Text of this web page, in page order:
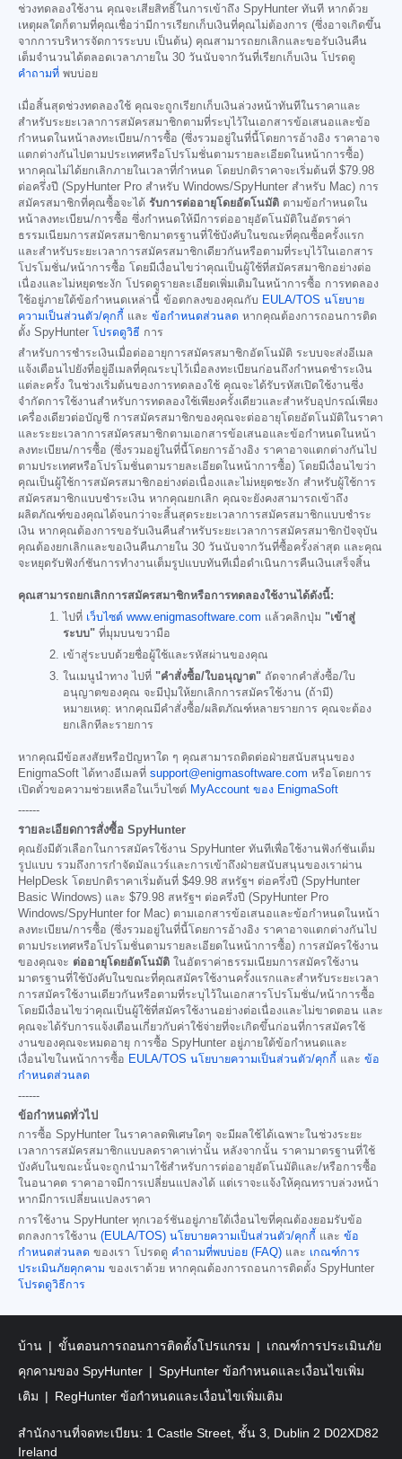
ช่วงทดลองใช้งาน คุณจะเสียสิทธิ์ในการเข้าถึง SpyHunter ทันที หากด้วย
เหตุผลใดก็ตามที่คุณเชื่อว่ามีการเรียกเก็บเงินที่คุณไม่ต้องการ (ซึ่งอาจเกิดขึ้น
จากการบริหารจัดการระบบ เป็นต้น) คุณสามารถยกเลิกและขอรับเงินคืน
เต็มจำนวนได้ตลอดเวลาภายใน 30 วันนับจากวันที่เรียกเก็บเงิน โปรดดู
คำถามที่ พบบ่อย
เมื่อสิ้นสุดช่วงทดลองใช้ คุณจะถูกเรียกเก็บเงินล่วงหน้าทันทีในราคาและ
สำหรับระยะเวลาการสมัครสมาชิกตามที่ระบุไว้ในเอกสารข้อเสนอและข้อ
กำหนดในหน้าลงทะเบียน/การซื้อ (ซึ่งรวมอยู่ในที่นี้โดยการอ้างอิง ราคาอาจ
แตกต่างกันไปตามประเทศหรือโปรโมชั่นตามรายละเอียดในหน้าการซื้อ)
หากคุณไม่ได้ยกเลิกภายในเวลาที่กำหนด โดยปกติราคาจะเริ่มต้นที่ $79.98
ต่อครึ่งปี (SpyHunter Pro สำหรับ Windows/SpyHunter สำหรับ Mac) การ
สมัครสมาชิกที่คุณซื้อจะได้ รับการต่ออายุโดยอัตโนมัติ ตามข้อกำหนดใน
หน้าลงทะเบียน/การซื้อ ซึ่งกำหนดให้มีการต่ออายุอัตโนมัติในอัตราค่า
ธรรมเนียมการสมัครสมาชิกมาตรฐานที่ใช้บังคับในขณะที่คุณซื้อครั้งแรก
และสำหรับระยะเวลาการสมัครสมาชิกเดียวกันหรือตามที่ระบุไว้ในเอกสาร
โปรโมชั่น/หน้าการซื้อ โดยมีเงื่อนไขว่าคุณเป็นผู้ใช้ที่สมัครสมาชิกอย่างต่อ
เนื่องและไม่หยุดชะงัก โปรดดูรายละเอียดเพิ่มเติมในหน้าการซื้อ การทดลอง
ใช้อยู่ภายใต้ข้อกำหนดเหล่านี้ ข้อตกลงของคุณกับ EULA/TOS นโยบาย
ความเป็นส่วนตัว/คุกกี้ และ ข้อกำหนดส่วนลด หากคุณต้องการถอนการติด
ตั้ง SpyHunter โปรดดูวิธี การ
สำหรับการชำระเงินเมื่อต่ออายุการสมัครสมาชิกอัตโนมัติ ระบบจะส่งอีเมล
แจ้งเตือนไปยังที่อยู่อีเมลที่คุณระบุไว้เมื่อลงทะเบียนก่อนถึงกำหนดชำระเงิน
แต่ละครั้ง ในช่วงเริ่มต้นของการทดลองใช้ คุณจะได้รับรหัสเปิดใช้งานซึ่ง
จำกัดการใช้งานสำหรับการทดลองใช้เพียงครั้งเดียวและสำหรับอุปกรณ์เพียง
เครื่องเดียวต่อบัญชี การสมัครสมาชิกของคุณจะต่ออายุโดยอัตโนมัติในราคา
และระยะเวลาการสมัครสมาชิกตามเอกสารข้อเสนอและข้อกำหนดในหน้า
ลงทะเบียน/การซื้อ (ซึ่งรวมอยู่ในที่นี้โดยการอ้างอิง ราคาอาจแตกต่างกันไป
ตามประเทศหรือโปรโมชั่นตามรายละเอียดในหน้าการซื้อ) โดยมีเงื่อนไขว่า
คุณเป็นผู้ใช้การสมัครสมาชิกอย่างต่อเนื่องและไม่หยุดชะงัก สำหรับผู้ใช้การ
สมัครสมาชิกแบบชำระเงิน หากคุณยกเลิก คุณจะยังคงสามารถเข้าถึง
ผลิตภัณฑ์ของคุณได้จนกว่าจะสิ้นสุดระยะเวลาการสมัครสมาชิกแบบชำระ
เงิน หากคุณต้องการขอรับเงินคืนสำหรับระยะเวลาการสมัครสมาชิกปัจจุบัน
คุณต้องยกเลิกและขอเงินคืนภายใน 30 วันนับจากวันที่ซื้อครั้งล่าสุด และคุณ
จะหยุดรับฟังก์ชันการทำงานเต็มรูปแบบทันทีเมื่อดำเนินการคืนเงินเสร็จสิ้น
คุณสามารถยกเลิกการสมัครสมาชิกหรือการทดลองใช้งานได้ดังนี้:
ไปที่ เว็บไซต์ www.enigmasoftware.com แล้วคลิกปุ่ม "เข้าสู่
ระบบ" ที่มุมบนขวามือ
เข้าสู่ระบบด้วยชื่อผู้ใช้และรหัสผ่านของคุณ
ในเมนูนำทาง ไปที่ "คำสั่งซื้อ/ใบอนุญาต" ถัดจากคำสั่งซื้อ/ใบ
อนุญาตของคุณ จะมีปุ่มให้ยกเลิกการสมัครใช้งาน (ถ้ามี)
หมายเหตุ: หากคุณมีคำสั่งซื้อ/ผลิตภัณฑ์หลายรายการ คุณจะต้อง
ยกเลิกทีละรายการ
หากคุณมีข้อสงสัยหรือปัญหาใด ๆ คุณสามารถติดต่อฝ่ายสนับสนุนของ
EnigmaSoft ได้ทางอีเมลที่ support@enigmasoftware.com หรือโดยการ
เปิดตั๋วขอความช่วยเหลือในเว็บไซต์ MyAccount ของ EnigmaSoft
------
รายละเอียดการสั่งซื้อ SpyHunter
คุณยังมีตัวเลือกในการสมัครใช้งาน SpyHunter ทันทีเพื่อใช้งานฟังก์ชันเต็ม
รูปแบบ รวมถึงการกำจัดมัลแวร์และการเข้าถึงฝ่ายสนับสนุนของเราผ่าน
HelpDesk โดยปกติราคาเริ่มต้นที่ $49.98 สหรัฐฯ ต่อครึ่งปี (SpyHunter
Basic Windows) และ $79.98 สหรัฐฯ ต่อครึ่งปี (SpyHunter Pro
Windows/SpyHunter for Mac) ตามเอกสารข้อเสนอและข้อกำหนดในหน้า
ลงทะเบียน/การซื้อ (ซึ่งรวมอยู่ในที่นี้โดยการอ้างอิง ราคาอาจแตกต่างกันไป
ตามประเทศหรือโปรโมชั่นตามรายละเอียดในหน้าการซื้อ) การสมัครใช้งาน
ของคุณจะ ต่ออายุโดยอัตโนมัติ ในอัตราค่าธรรมเนียมการสมัครใช้งาน
มาตรฐานที่ใช้บังคับในขณะที่คุณสมัครใช้งานครั้งแรกและสำหรับระยะเวลา
การสมัครใช้งานเดียวกันหรือตามที่ระบุไว้ในเอกสารโปรโมชั่น/หน้าการซื้อ
โดยมีเงื่อนไขว่าคุณเป็นผู้ใช้ที่สมัครใช้งานอย่างต่อเนื่องและไม่ขาดตอน และ
คุณจะได้รับการแจ้งเตือนเกี่ยวกับค่าใช้จ่ายที่จะเกิดขึ้นก่อนที่การสมัครใช้
งานของคุณจะหมดอายุ การซื้อ SpyHunter อยู่ภายใต้ข้อกำหนดและ
เงื่อนไขในหน้าการซื้อ EULA/TOS นโยบายความเป็นส่วนตัว/คุกกี้ และ ข้อ
กำหนดส่วนลด
------
ข้อกำหนดทั่วไป
การซื้อ SpyHunter ในราคาลดพิเศษใดๆ จะมีผลใช้ได้เฉพาะในช่วงระยะ
เวลาการสมัครสมาชิกแบบลดราคาเท่านั้น หลังจากนั้น ราคามาตรฐานที่ใช้
บังคับในขณะนั้นจะถูกนำมาใช้สำหรับการต่ออายุอัตโนมัติและ/หรือการซื้อ
ในอนาคต ราคาอาจมีการเปลี่ยนแปลงได้ แต่เราจะแจ้งให้คุณทราบล่วงหน้า
หากมีการเปลี่ยนแปลงราคา
การใช้งาน SpyHunter ทุกเวอร์ชันอยู่ภายใต้เงื่อนไขที่คุณต้องยอมรับข้อ
ตกลงการใช้งาน (EULA/TOS) นโยบายความเป็นส่วนตัว/คุกกี้ และ ข้อ
กำหนดส่วนลด ของเรา โปรดดู คำถามที่พบบ่อย (FAQ) และ เกณฑ์การ
ประเมินภัยคุกคาม ของเราด้วย หากคุณต้องการถอนการติดตั้ง SpyHunter
โปรดดูวิธีการ
บ้าน ขั้นตอนการถอนการติดตั้งโปรแกรม
เกณฑ์การประเมินภัย
คุกคามของ SpyHunter
SpyHunter ข้อกำหนดและเงื่อนไขเพิ่ม
เติม
RegHunter ข้อกำหนดและเงื่อนไขเพิ่มเติม
สำนักงานที่จดทะเบียน: 1 Castle Street, ชั้น 3, Dublin 2 D02XD82
Ireland